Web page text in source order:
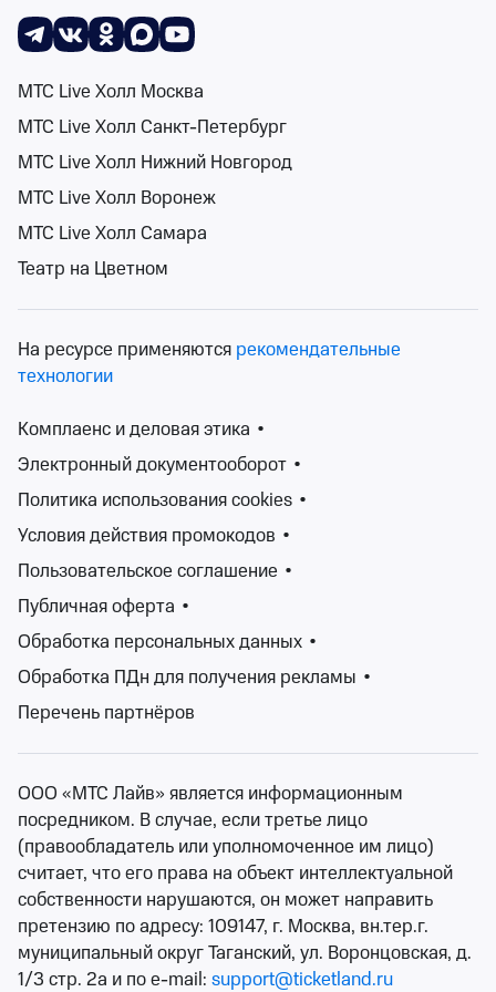
СпектаклиКонцертыДетямКлассика
Фестиваль «Ночь музыки»
0 событий
События на карте
Сортировка Площадка 2 фильтра
К сожалению, мы ничего не нашли
Попробуйте изменить ваш запрос
Изменить фильтры
Фестивали – это уникальные события, которые
притягивают множество посетителей. Они могут
проводится как в закрытых помещениях, так и на
открытом воздухе. Традиционно фестивали
считаются музыкальными, на которых выступают
творческие группы, однако сейчас на выбор зрителю
предлагаются фестивали искусств, кино, творчества,
театральные, фестивали молодежи, детские и
множество других.
На сайте Ticketland.ru Вы как раз сможете найти
билеты на театральные, музыкальные, детские, open-
МТС Live Холл Москва
МТС Live Холл Санкт-Петербург
МТС Live Холл Нижний Новгород
МТС Live Холл Воронеж
МТС Live Холл Самара
Театр на Цветном
На ресурсе применяются рекомендательные
технологии
Комплаенс и деловая этика •
Электронный документооборот •
Политика использования cookies •
Условия действия промокодов •
Пользовательское соглашение •
Публичная оферта •
Обработка персональных данных •
Обработка ПДн для получения рекламы •
Перечень партнёров
ООО «МТС Лайв» является информационным
посредником. В случае, если третье лицо
(правообладатель или уполномоченное им лицо)
считает, что его права на объект интеллектуальной
собственности нарушаются, он может направить
претензию по адресу: 109147, г. Москва, вн.тер.г.
муниципальный округ Таганский, ул. Воронцовская, д.
1/3 стр. 2а и по e-mail: support@ticketland.ru